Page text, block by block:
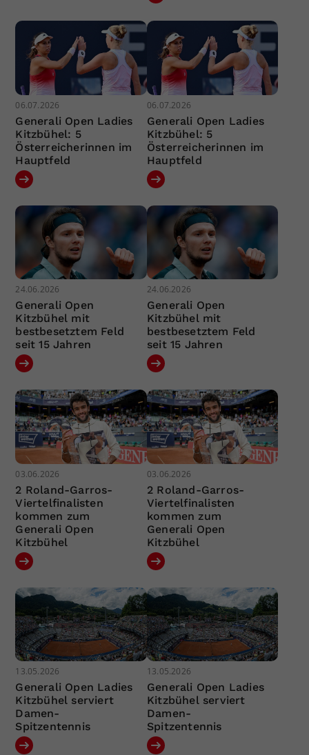
06.07.2026
Generali Open Ladies
Kitzbühel: 5
Österreicherinnen im
Hauptfeld
06.07.2026
Generali Open Ladies
Kitzbühel: 5
Österreicherinnen im
Hauptfeld
24.06.2026
Generali Open
Kitzbühel mit
bestbesetztem Feld
seit 15 Jahren
24.06.2026
Generali Open
Kitzbühel mit
bestbesetztem Feld
seit 15 Jahren
03.06.2026
2 Roland-Garros-
Viertelfinalisten
kommen zum
Generali Open
Kitzbühel
03.06.2026
2 Roland-Garros-
Viertelfinalisten
kommen zum
Generali Open
Kitzbühel
13.05.2026
Generali Open Ladies
Kitzbühel serviert
Damen-
Spitzentennis
13.05.2026
Generali Open Ladies
Kitzbühel serviert
Damen-
Spitzentennis